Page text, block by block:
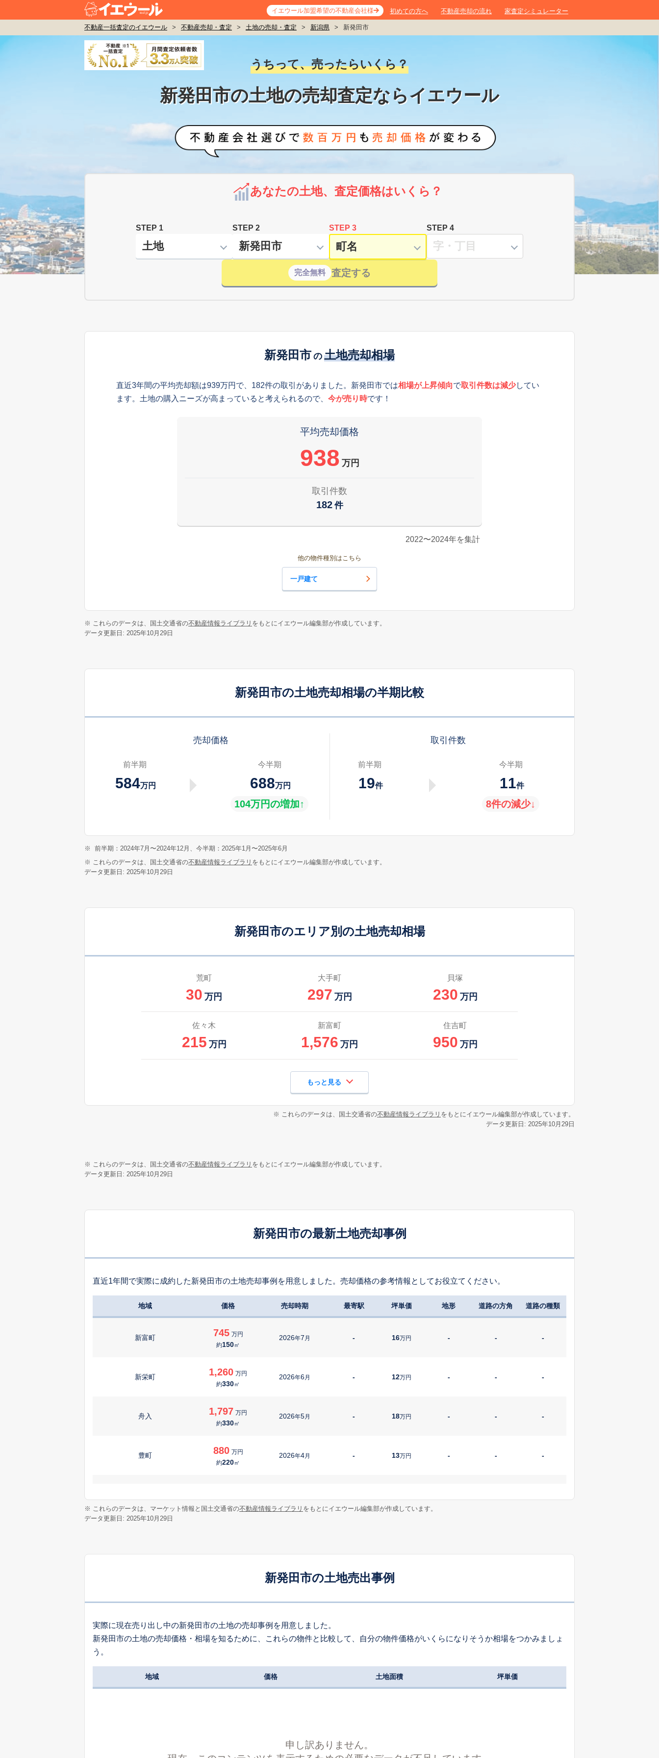
イエウール加盟希望の不動産会社様 初めての方へ 不動産売却の流れ 家査定シミュレーター
不動産一括査定のイエウール > 不動産売却・査定 > 土地の売却・査定 > 新潟県 > 新発田市
うちって、売ったらいくら？
新発田市の土地の売却査定ならイエウール
あなたの土地、査定価格はいくら？
STEP 1 STEP 2 STEP 3 STEP 4
完全無料 査定する
新発田市 の 土地売却相場
直近3年間の平均売却額は939万円で、182件の取引がありました。新発田市では相場が上昇傾向で取引件数は減少してい
ます。土地の購入ニーズが高まっていると考えられるので、 今が売り時です！
平均売却価格
938 万円
取引件数
182 件
2022〜2024年を集計
他の物件種別はこちら
一戸建て
※ これらのデータは、国土交通省の不動産情報ライブラリ をもとにイエウール編集部が作成しています。
データ更新日: 2025年10月29日
新発田市の土地売却相場の半期比較
売却価格
前半期
584万円
今半期
688万円
104万円の増加↑
取引件数
前半期
19件
今半期
11件
8件の減少↓
※
前半期：2024年7月〜2024年12月、今半期：2025年1月〜2025年6月
※ これらのデータは、国土交通省の不動産情報ライブラリ をもとにイエウール編集部が作成しています。
データ更新日: 2025年10月29日
新発田市のエリア別の土地売却相場
荒町
30 万円
大手町
297 万円
貝塚
230 万円
佐々木
215 万円
新富町
1,576 万円
住吉町
950 万円
もっと見る
※ これらのデータは、国土交通省の不動産情報ライブラリ をもとにイエウール編集部が作成しています。
データ更新日: 2025年10月29日
※ これらのデータは、国土交通省の不動産情報ライブラリ をもとにイエウール編集部が作成しています。
データ更新日: 2025年10月29日
新発田市の最新土地売却事例
直近1年間で実際に成約した新発田市の土地売却事例を用意しました。売却価格の参考情報としてお役立てください。
地域 価格 売却時期 最寄駅 坪単価 地形 道路の方角 道路の種類
新富町 745 万円
約150㎡
2026年7 月 - 16万円 - - -
新栄町 1,260 万円
約330㎡
2026年6月 - 12万円 - - -
舟入 1,797 万円
約330㎡
2026年5月 - 18万円 - - -
豊町 880 万円
約220㎡
2026年4月 - 13万円 - - -
1340
2026年4月 - 3
約
小舟町 680 万円
2026 3 - 10 - - -
※ これらのデータは、マーケット情報と国土交通省の不動産情報ライブラリ をもとにイエウール編集部が作成しています。
データ更新日: 2025年10月29日
新発田市の土地売出事例
実際に現在売り出し中の新発田市の土地の売却事例を用意しました。
新発田市の土地の売却価格・相場を知るために、これらの物件と比較して、自分の物件価格がいくらになりそうか相場をつかみましょ
う。
地域 価格 土地面積 坪単価
申し訳ありません。